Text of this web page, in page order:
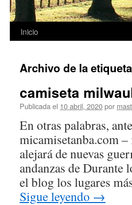
Saltar
contenido
Inicio
Archivo de la
camiseta
Publicada el 10 abril, 2020por
En otras palabras,
micamisetanba.com
alejará de nuevas
andanzas de Durante
el blog los lugares
Sigue leyendo →